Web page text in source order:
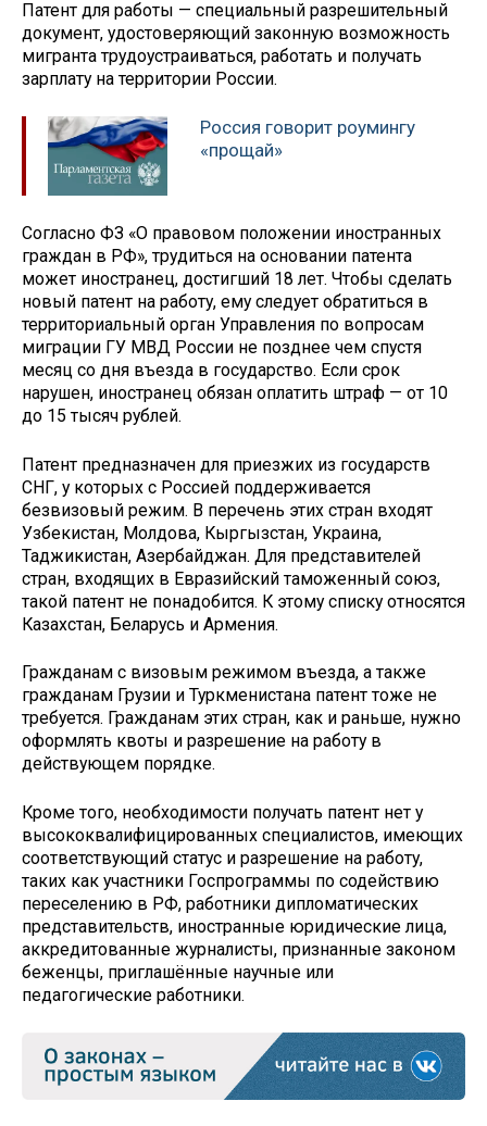
Патент для работы — специальный разрешительный
документ, удостоверяющий законную возможность
мигранта трудоустраиваться, работать и получать
зарплату на территории России.
Россия говорит роумингу
«прощай»
Согласно ФЗ «О правовом положении иностранных
граждан в РФ», трудиться на основании патента
может иностранец, достигший 18 лет. Чтобы сделать
новый патент на работу, ему следует обратиться в
территориальный орган Управления по вопросам
миграции ГУ МВД России не позднее чем спустя
месяц со дня въезда в государство. Если срок
нарушен, иностранец обязан оплатить штраф — от 10
до 15 тысяч рублей.
Патент предназначен для приезжих из государств
СНГ, у которых с Россией поддерживается
безвизовый режим. В перечень этих стран входят
Узбекистан, Молдова, Кыргызстан, Украина,
Таджикистан, Азербайджан. Для представителей
стран, входящих в Евразийский таможенный союз,
такой патент не понадобится. К этому списку относятся
Казахстан, Беларусь и Армения.
Гражданам с визовым режимом въезда, а также
гражданам Грузии и Туркменистана патент тоже не
требуется. Гражданам этих стран, как и раньше, нужно
оформлять квоты и разрешение на работу в
действующем порядке.
Кроме того, необходимости получать патент нет у
высококвалифицированных специалистов, имеющих
соответствующий статус и разрешение на работу,
таких как участники Госпрограммы по содействию
переселению в РФ, работники дипломатических
представительств, иностранные юридические лица,
аккредитованные журналисты, признанные законом
беженцы, приглашённые научные или
педагогические работники.